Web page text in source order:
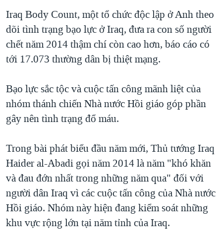
Iraq Body Count, một tổ chức độc lập ở Anh theo
dõi tình trạng bạo lực ở Iraq, đưa ra con số người
chết năm 2014 thậm chí còn cao hơn, báo cáo có
tới 17.073 thường dân bị thiệt mạng.
Bạo lực sắc tộc và cuộc tấn công mãnh liệt của
nhóm thánh chiến Nhà nước Hồi giáo góp phần
gây nên tình trạng đổ máu.
Trong bài phát biểu đầu năm mới, Thủ tướng Iraq
Haider al-Abadi gọi năm 2014 là năm "khó khăn
và đau đớn nhất trong những năm qua" đối với
người dân Iraq vì các cuộc tấn công của Nhà nước
Hồi giáo. Nhóm này hiện đang kiểm soát những
khu vực rộng lớn tại năm tỉnh của Iraq.